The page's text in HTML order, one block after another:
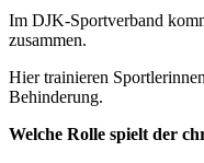
Im DJK-Sportverband
zusammen.
Hier trainieren
Behinderung.
Welche Rolle spielt der